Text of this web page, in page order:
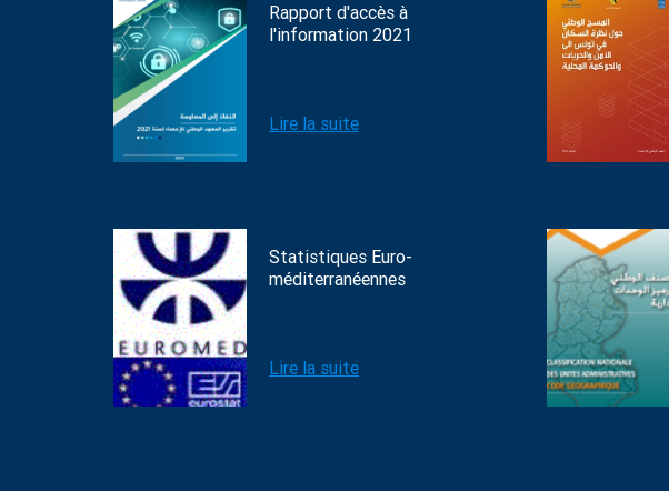
Rapport d'accès à
l'information 2021
Lire la suite
Statistiques Euro-
méditerranéennes
Lire la suite